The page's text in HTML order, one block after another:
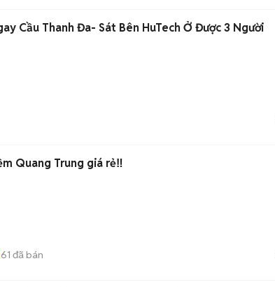
Cầu Thanh Đa- Sát Bên HuTech Ở Được 3 Người
Quang Trung giá rẻ‼️
61 đã bán